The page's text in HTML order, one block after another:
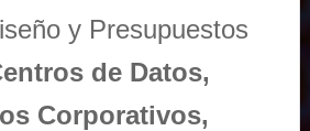
y Presupuestos
de Datos,
Corporativos,